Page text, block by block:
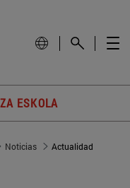
ESKOLA
Noticias Actualidad